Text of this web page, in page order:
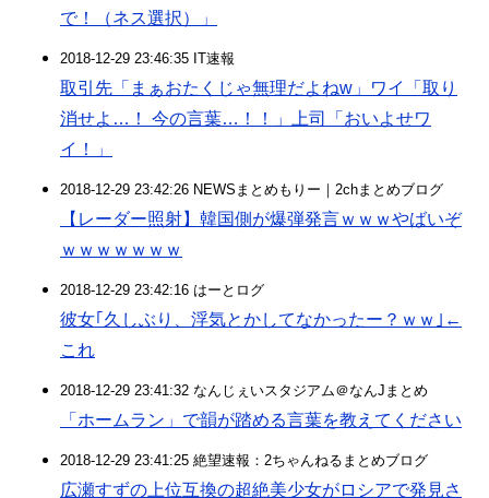
で！（ネス選択）」
2018-12-29 23:46:35 IT速報
取引先「まぁおたくじゃ無理だよねw」ワイ「取り
消せよ…！ 今の言葉…！！」上司「おいよせワ
イ！」
2018-12-29 23:42:26 NEWSまとめもりー｜2chまとめブログ
【レーダー照射】韓国側が爆弾発言ｗｗｗやばいぞ
ｗｗｗｗｗｗｗ
2018-12-29 23:42:16 はーとログ
彼女｢久しぶり、浮気とかしてなかったー？ｗｗ｣←
これ
2018-12-29 23:41:32 なんじぇいスタジアム＠なんJまとめ
「ホームラン」で韻が踏める言葉を教えてください
2018-12-29 23:41:25 絶望速報：2ちゃんねるまとめブログ
広瀬すずの上位互換の超絶美少女がロシアで発見さ